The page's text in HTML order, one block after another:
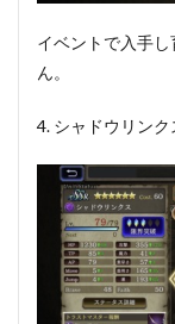
イベントで入手
ん。
4. シャドウリンク